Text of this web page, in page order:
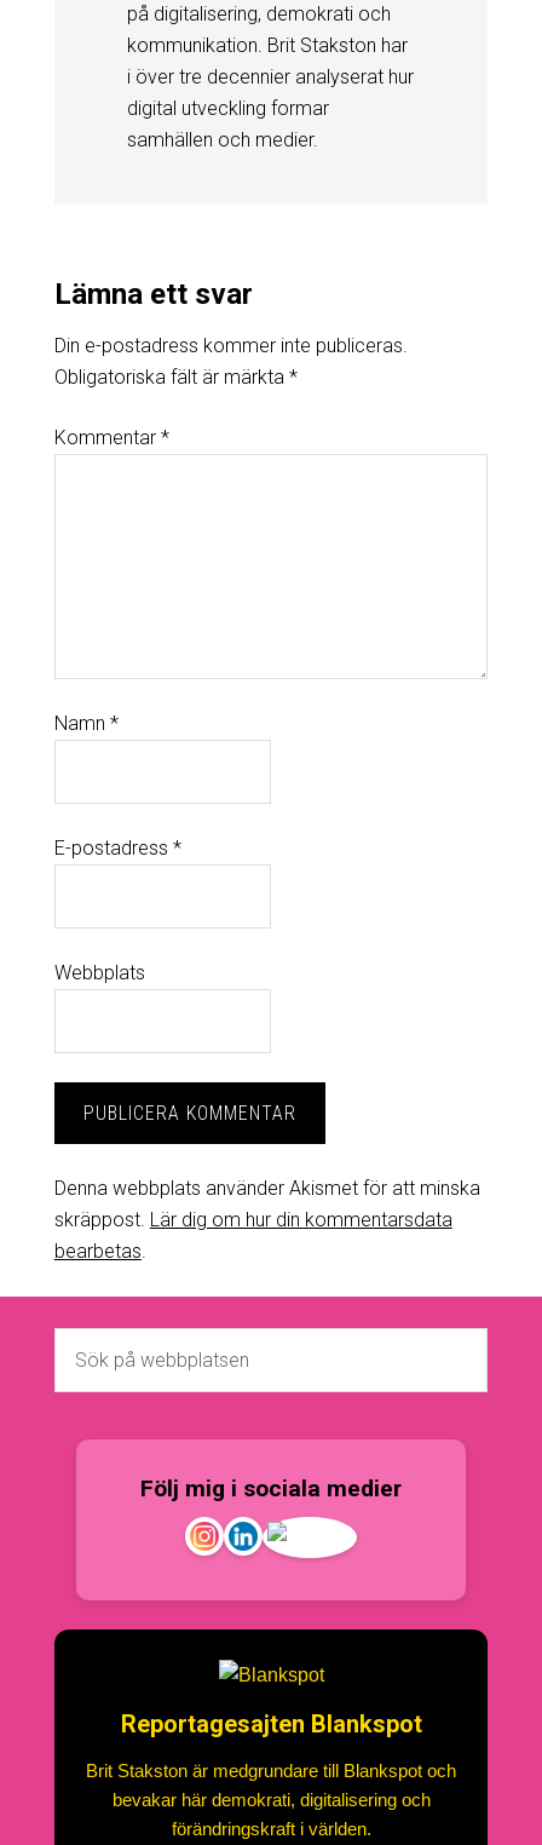
på digitalisering, demokrati och
kommunikation. Brit Stakston har
i över tre decennier analyserat hur
digital utveckling formar
samhällen och medier.
Lämna ett svar
Din e-postadress kommer inte publiceras.
Obligatoriska fält är märkta *
Kommentar *
Namn *
E-postadress *
Webbplats
Denna webbplats använder Akismet för att minska
skräppost. Lär dig om hur din kommentarsdata
bearbetas
Följ mig i sociala medier
Reportagesajten Blankspot
Brit Stakston är medgrundare till Blankspot och
bevakar här demokrati, digitalisering och
förändringskraft i världen.